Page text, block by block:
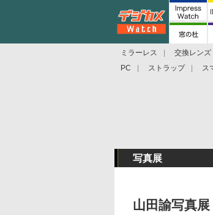
ミラーレス 交換レンズ
PC
ストラップ ス
写真展
山田諭写真